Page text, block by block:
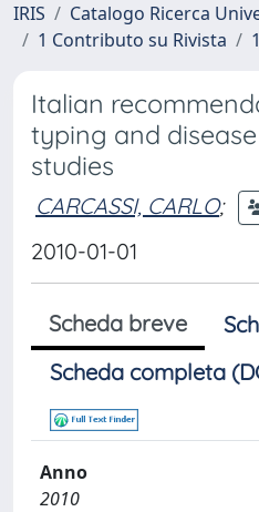
IRIS
Catalogo Ricerca
1 Contributo su Rivista
Italian
typing and
studies
CARCASSI, CARLO;
2010-01-01
Scheda breve
Scheda completa
Anno
2010